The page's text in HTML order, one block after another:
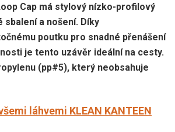
Cap má stylový nízko-profilový
sbalení a nošení. Díky
poutku pro snadné přenášení
je tento uzávěr ideální na cesty.
(pp#5), který neobsahuje
láhvemi KLEAN KANTEEN